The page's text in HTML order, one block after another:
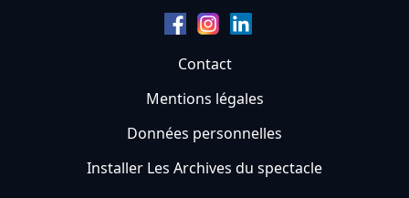
Contact
Mentions légales
Données personnelles
Installer Les Archives du spectacle